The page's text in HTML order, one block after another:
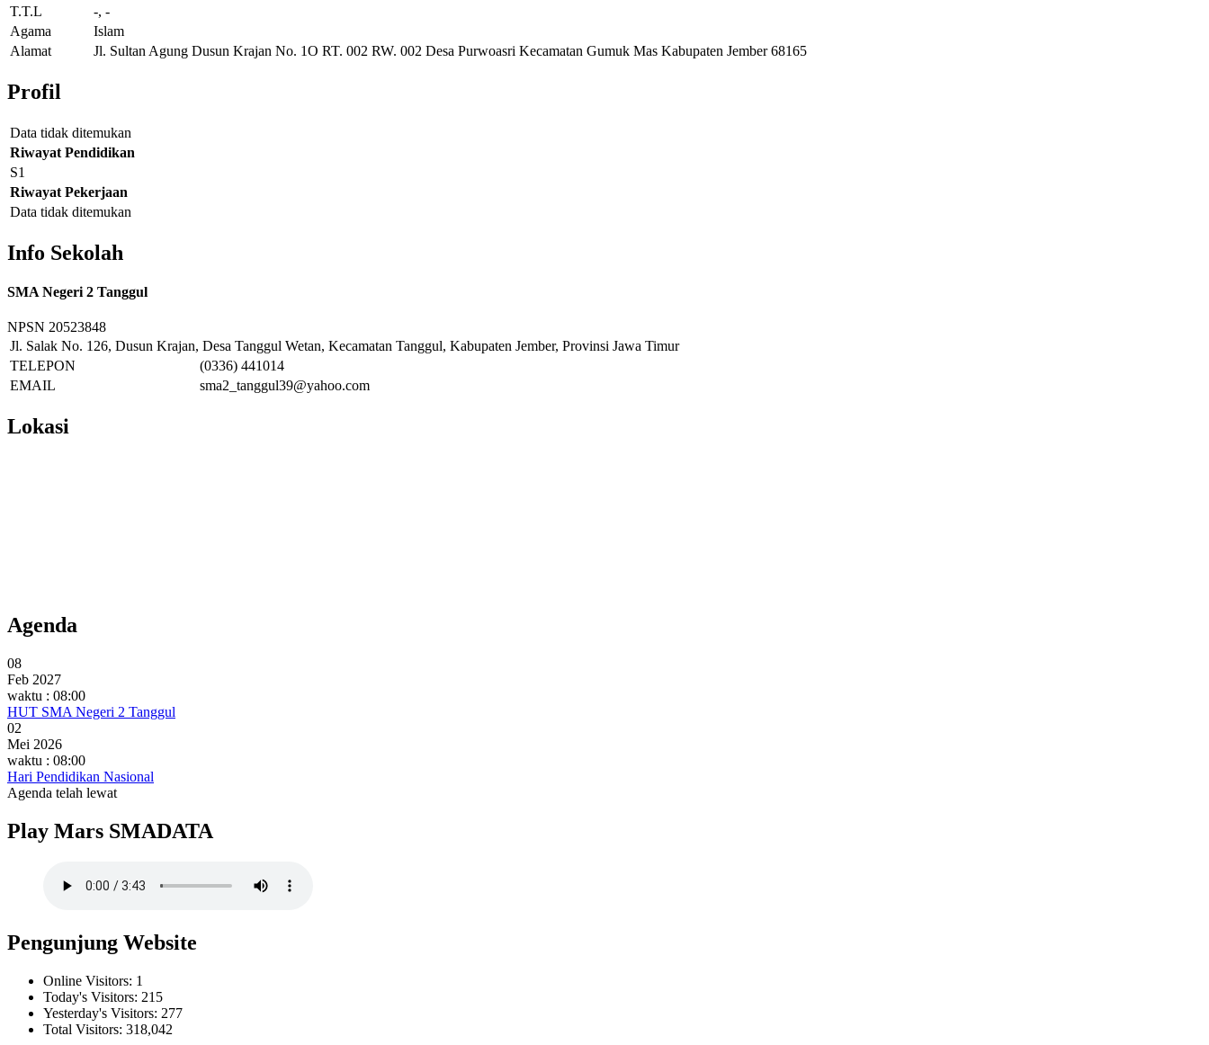
T.T.L
-, -
Agama
Islam
Alamat
Jl. Sultan Agung Dusun Krajan No. 1O RT. 002 RW. 002 Desa Purwoasri Kecamatan Gumuk Mas Kabupaten Jember 68165
Profil
Data tidak ditemukan
Riwayat Pendidikan
S1
Riwayat Pekerjaan
Data tidak ditemukan
Info Sekolah
SMA Negeri 2 Tanggul
NPSN 20523848
Jl. Salak No. 126, Dusun Krajan, Desa Tanggul Wetan, Kecamatan Tanggul, Kabupaten Jember, Provinsi Jawa Timur
TELEPON
(0336) 441014
EMAIL
sma2_tanggul39@yahoo.com
Lokasi
Agenda
08
Feb 2027
waktu : 08:00
HUT SMA Negeri 2 Tanggul
02
Mei 2026
waktu : 08:00
Hari Pendidikan Nasional
Agenda telah lewat
Play Mars SMADATA
Pengunjung Website
Online Visitors: 1
Today's Visitors: 215
Yesterday's Visitors: 277
Total Visitors: 318,042